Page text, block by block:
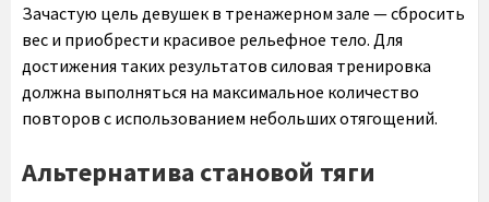
Зачастую цель девушек в тренажерном зале — сбросить
вес и приобрести красивое рельефное тело. Для
достижения таких результатов силовая тренировка
должна выполняться на максимальное количество
повторов с использованием небольших отягощений.
Альтернатива становой тяги